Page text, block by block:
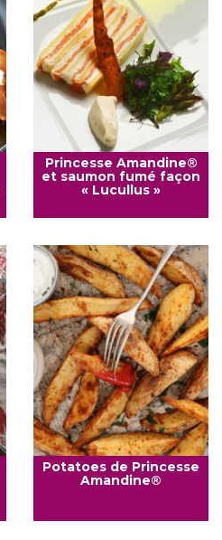
Princesse Amandine®
et saumon fumé façon
« Lucullus »
Potatoes de Princesse
Amandine®